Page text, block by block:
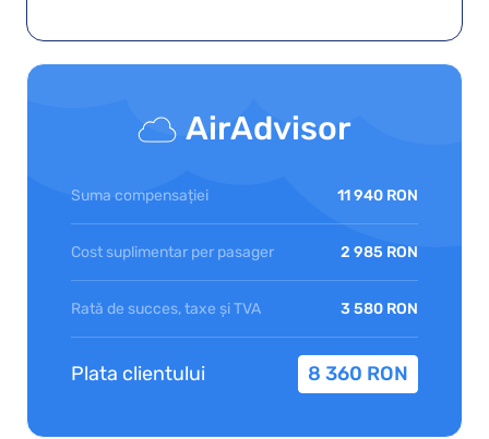
AirAdvisor
Suma compensației 11 940 RON
Cost suplimentar per pasager 2 985 RON
Rată de succes, taxe și TVA 3 580 RON
Plata clientului 8 360 RON